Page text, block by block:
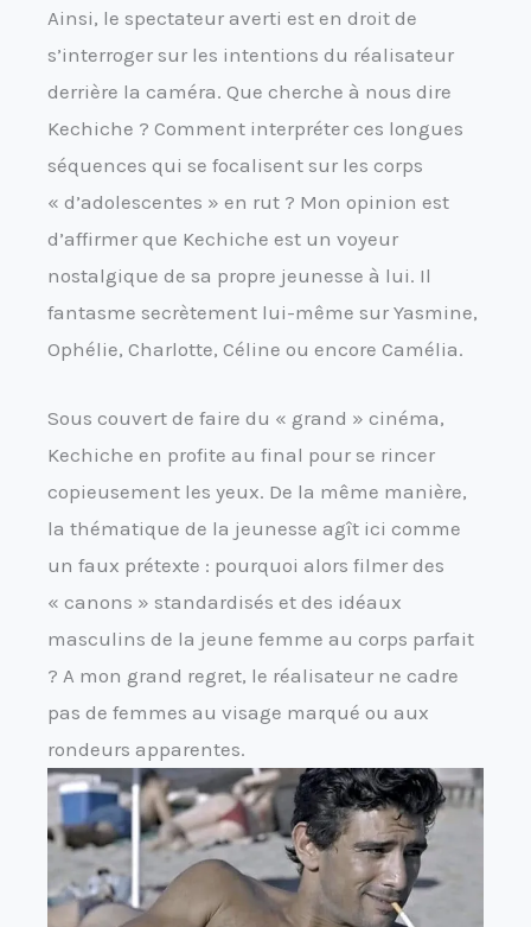
Ainsi, le spectateur averti est en droit de
s’interroger sur les intentions du réalisateur
derrière la caméra. Que cherche à nous dire
Kechiche ? Comment interpréter ces longues
séquences qui se focalisent sur les corps
« d’adolescentes » en rut ? Mon opinion est
d’affirmer que Kechiche est un voyeur
nostalgique de sa propre jeunesse à lui. Il
fantasme secrètement lui-même sur Yasmine,
Ophélie, Charlotte, Céline ou encore Camélia.
Sous couvert de faire du « grand » cinéma,
Kechiche en profite au final pour se rincer
copieusement les yeux. De la même manière,
la thématique de la jeunesse agît ici comme
un faux prétexte : pourquoi alors filmer des
« canons » standardisés et des idéaux
masculins de la jeune femme au corps parfait
? A mon grand regret, le réalisateur ne cadre
pas de femmes au visage marqué ou aux
rondeurs apparentes.